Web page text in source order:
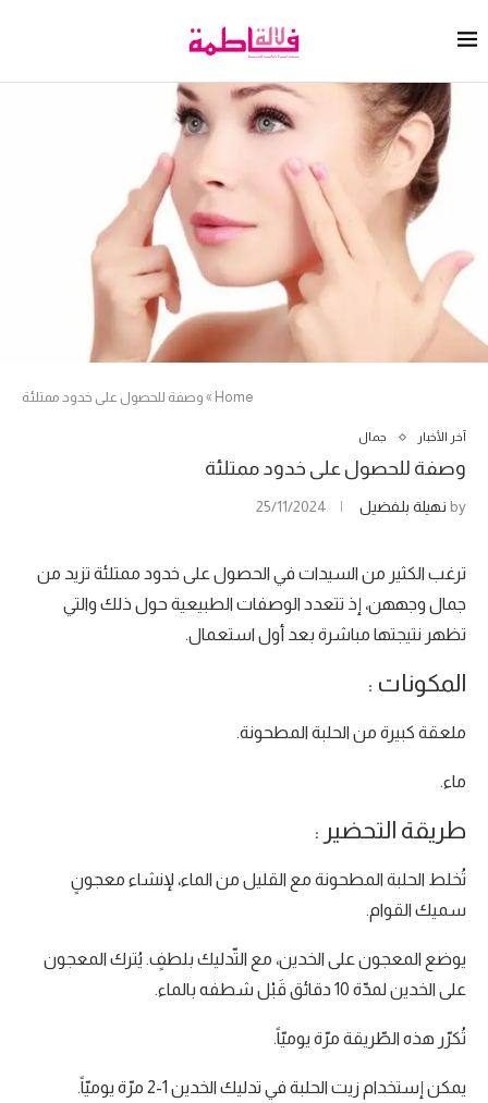
Home
» وصفة للحصول على خدود ممتلئة
آخر الأخبار جمال
وصفة للحصول على خدود ممتلئة
by نهيلة بلفضيل 25/11/2024
ترغب الكثير من السيدات في الحصول على خدود ممتلئة تزيد من
جمال وجههن، إذ تتعدد الوصفات الطبيعية حول ذلك والتي
تظهر نتيجتها مباشرة بعد أول استعمال.
المكونات :
ملعقة كبيرة من الحلبة المطحونة.
ماء.
طريقة التحضير :
تُخلط الحلبة المطحونة مع القليل من الماء، لإنشاء معجونٍ
سميك القوام.
يوضع المعجون على الخدين، مع التّدليك بلطفٍ. يُترك المعجون
على الخدين لمدّة 10 دقائق قَبْل شطفه بالماء.
تُكرّر هذه الطّريقة مرّة يوميّاً.
يمكن إستخدام زيت الحلبة في تدليك الخدين 1-2 مرّة يوميّاً.